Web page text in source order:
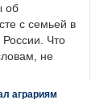
об
с семьей в
Что
не
аграриям